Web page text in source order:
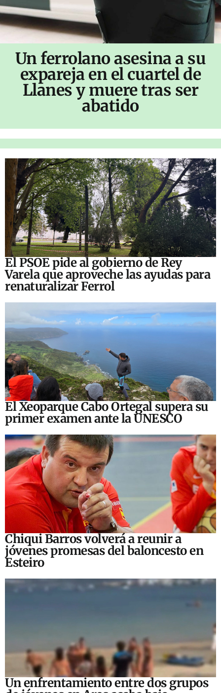
Un ferrolano asesina a su
expareja en el cuartel de
Llanes y muere tras ser
abatido
El PSOE pide al gobierno de Rey
Varela que aproveche las ayudas para
renaturalizar Ferrol
El Xeoparque Cabo Ortegal supera su
primer examen ante la UNESCO
Chiqui Barros volverá a reunir a
jóvenes promesas del baloncesto en
Esteiro
Un enfrentamiento entre dos grupos